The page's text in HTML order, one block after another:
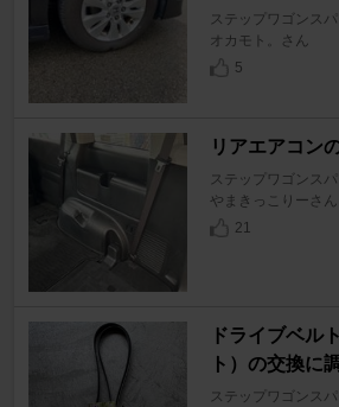
ステップワゴンス
オカモト。さん
5
リアエアコン
ステップワゴンス
やまきっこりーさん
21
ドライブベル
ト）の交換に
ステップワゴンス